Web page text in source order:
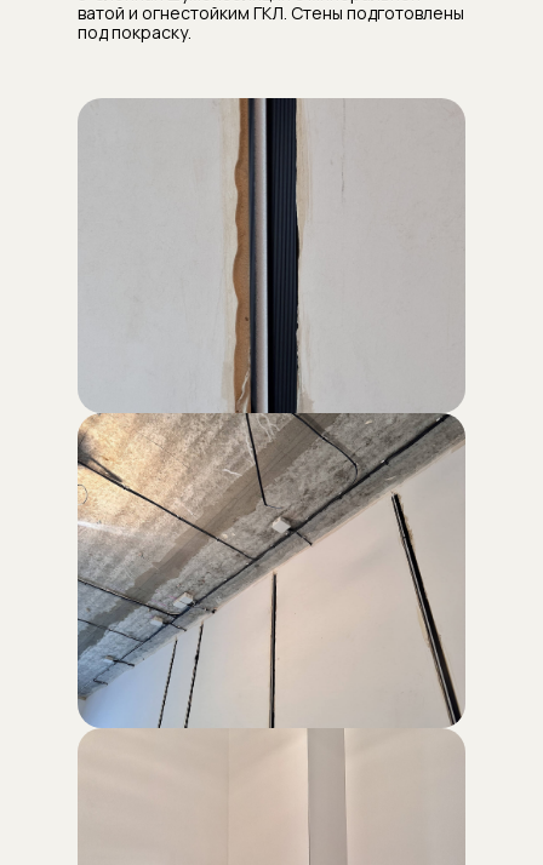
ватой и огнестойким ГКЛ. Стены подготовлены
под покраску.